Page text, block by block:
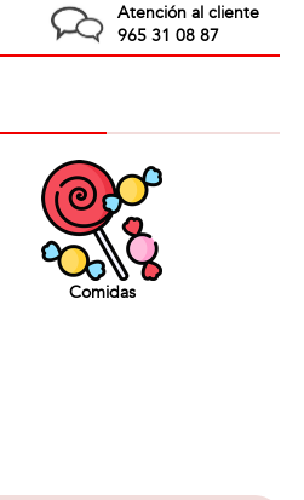
Atención al cliente
965 31 08 87
Comidas